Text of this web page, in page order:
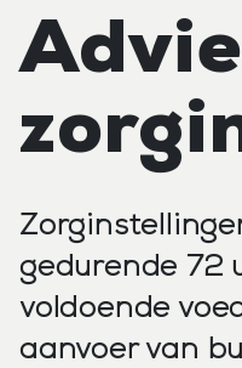
gedurende 72
voldoende
aanvoer van